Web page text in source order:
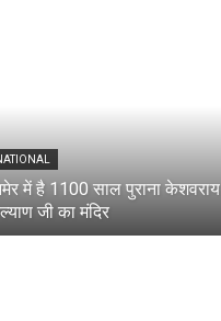
में है 1100 साल पुराना केशवराय
जी का मंदिर